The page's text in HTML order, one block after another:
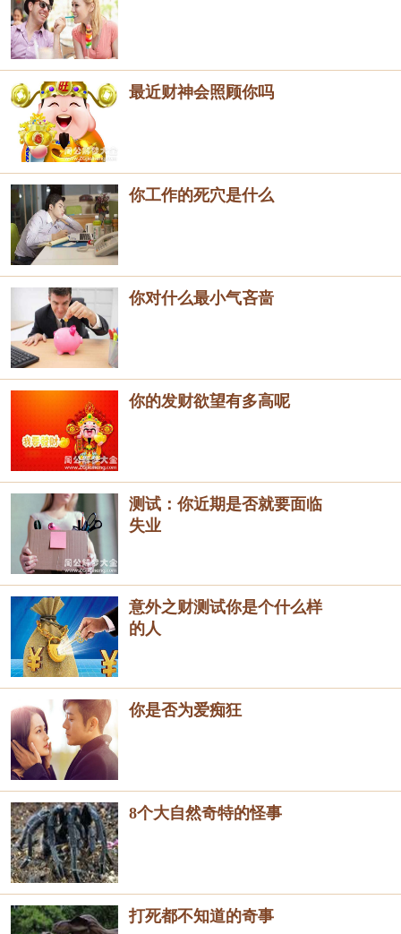
最近财神会照顾你吗
你工作的死穴是什么
你对什么最小气吝啬
你的发财欲望有多高呢
测试：你近期是否就要面临
失业
意外之财测试你是个什么样
的人
你是否为爱痴狂
8个大自然奇特的怪事
打死都不知道的奇事